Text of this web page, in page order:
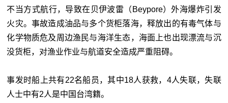
不当方式航行，导致在贝伊波雷（Beypore）外海爆炸引发
火灾。事故造成油品与多个货柜落海，释放出的有毒气体与
化学物质危及周边渔民与海洋生态，海面上也出现漂流与沉
没货柜，对渔业作业与航道安全造成严重阻碍。
事发时船上共有22名船员，其中18人获救，4人失联，失联
人士中有2人是中国台湾籍。